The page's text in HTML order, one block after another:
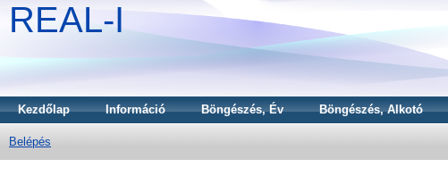
REAL-I
Kezdőlap Információ Böngészés, Év Böngészés, Alkotó
Belépés